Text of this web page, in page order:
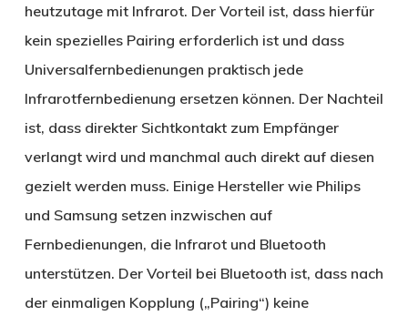
heutzutage mit Infrarot. Der Vorteil ist, dass hierfür
kein spezielles Pairing erforderlich ist und dass
Universalfernbedienungen praktisch jede
Infrarotfernbedienung ersetzen können. Der Nachteil
ist, dass direkter Sichtkontakt zum Empfänger
verlangt wird und manchmal auch direkt auf diesen
gezielt werden muss. Einige Hersteller wie Philips
und Samsung setzen inzwischen auf
Fernbedienungen, die Infrarot und Bluetooth
unterstützen. Der Vorteil bei Bluetooth ist, dass nach
der einmaligen Kopplung („Pairing“) keine